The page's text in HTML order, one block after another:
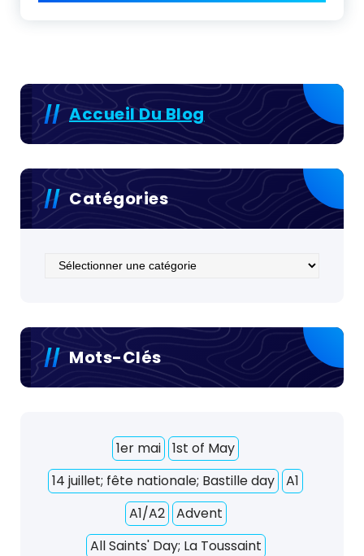
Accueil Du Blog
Catégories
Catégories
Mots-Clés
1er mai
1st of May
14 juillet; fête nationale; Bastille day
A1
A1/A2
Advent
All Saints' Day; La Toussaint